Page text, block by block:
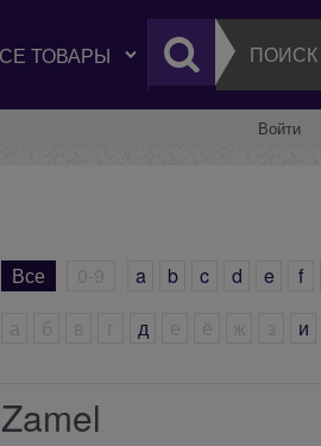
Войти
Все a b c d e f
д и
Zamel